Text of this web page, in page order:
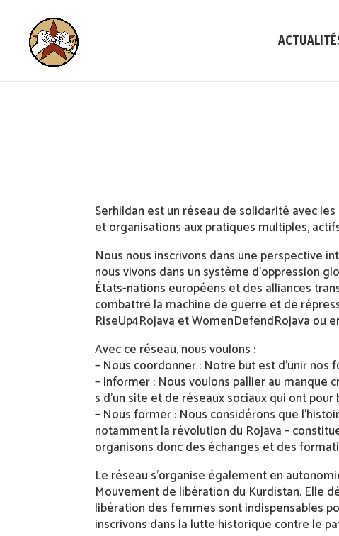
Serhildan est un réseau de solidarité avec
et organisations aux pratiques multiples,
Nous nous inscrivons dans une perspective
nous vivons dans un système d’oppression
États-nations européens et des alliances
combattre la machine de guerre et de
RiseUp4Rojava et WomenDefendRojava ou
Avec ce réseau, nous voulons :
– Nous coordonner : Notre but est d’unir
– Informer : Nous voulons pallier au manque
s d’un site et de réseaux sociaux qui ont
– Nous former : Nous considérons que
notamment la révolution du Rojava –
organisons donc des échanges et des
Le réseau s’organise également en
Mouvement de libération du Kurdistan. Elle
libération des femmes sont indispensables
inscrivons dans la lutte historique contre le